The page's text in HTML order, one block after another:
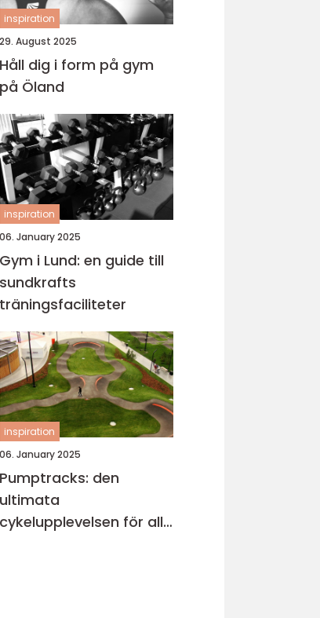
inspiration
29. August 2025
Håll dig i form på gym
på Öland
inspiration
06. January 2025
Gym i Lund: en guide till
sundkrafts
träningsfaciliteter
inspiration
06. January 2025
Pumptracks: den
ultimata
cykelupplevelsen för alla